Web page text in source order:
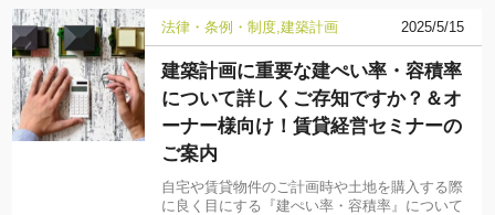
法律・条例・制度 建築計画 2025/5/15
建築計画に重要な建ぺい率・容積率
について詳しくご存知ですか？＆オ
ーナー様向け！賃貸経営セミナーの
ご案内
自宅や賃貸物件のご計画時や土地を購入する際
に良く目にする『建ぺい率・容積率』について